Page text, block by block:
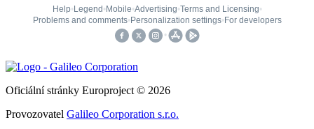
Oficiální stránky Europroject © 2026
Provozovatel Galileo Corporation s.r.o.